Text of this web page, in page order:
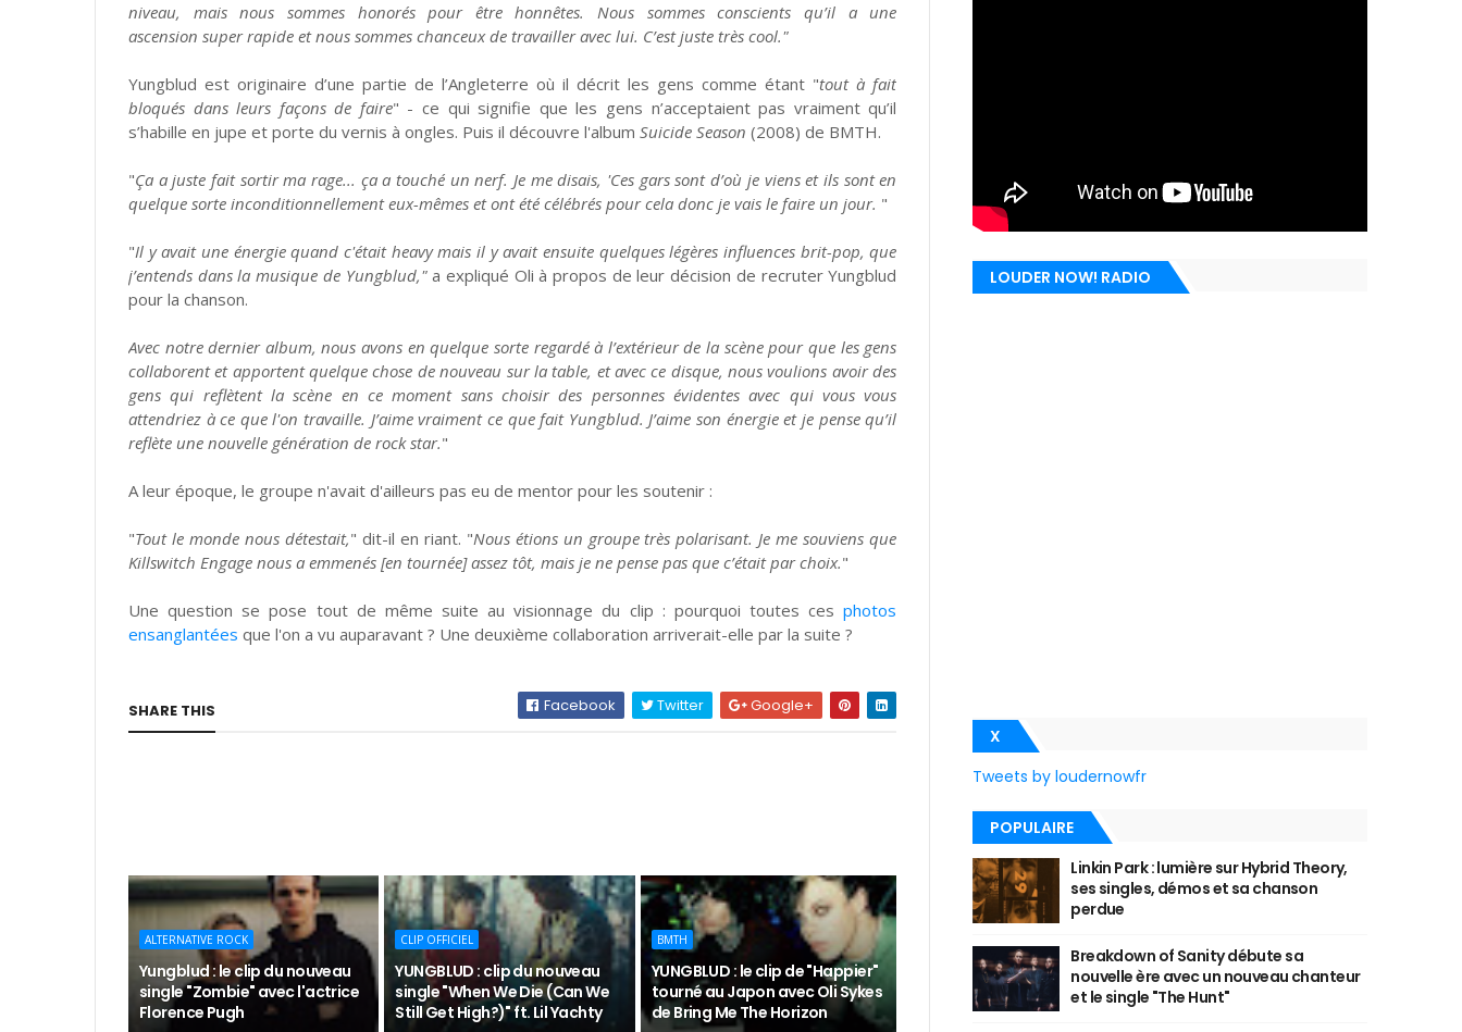
niveau, mais nous sommes honorés pour être honnêtes. Nous sommes conscients qu’il a une
ascension super rapide et nous sommes chanceux de travailler avec lui. C’est juste très cool."
Yungblud est originaire d’une partie de l’Angleterre où il décrit les gens comme étant "tout à fait
bloqués dans leurs façons de faire" - ce qui signifie que les gens n’acceptaient pas vraiment qu’il
s’habille en jupe et porte du vernis à ongles. Puis il découvre l'album Suicide Season (2008) de BMTH.
"Ça a juste fait sortir ma rage... ça a touché un nerf. Je me disais, 'Ces gars sont d’où je viens et ils sont en
quelque sorte inconditionnellement eux-mêmes et ont été célébrés pour cela donc je vais le faire un jour. "
"Il y avait une énergie quand c'était heavy mais il y avait ensuite quelques légères influences brit-pop, que
j’entends dans la musique de Yungblud,"a expliqué Oli à propos de leur décision de recruter Yungblud
pour la chanson.
Avec notre dernier album, nous avons en quelque sorte regardé à l’extérieur de la scène pour que les gens
collaborent et apportent quelque chose de nouveau sur la table, et avec ce disque, nous voulions avoir des
gens qui reflètent la scène en ce moment sans choisir des personnes évidentes avec qui vous vous
attendriez à ce que l'on travaille. J’aime vraiment ce que fait Yungblud. J’aime son énergie et je pense qu’il
reflète une nouvelle génération de rock star."
A leur époque, le groupe n'avait d'ailleurs pas eu de mentor pour les soutenir :
"Tout le monde nous détestait," dit-il en riant. "Nous étions un groupe très polarisant. Je me souviens que
Killswitch Engage nous a emmenés [en tournée] assez tôt, mais je ne pense pas que c’était par choix."
Une question se pose tout de même suite au visionnage du clip : pourquoi toutes cesphotos
ensanglantées que l'on a vu auparavant ? Une deuxième collaboration arriverait-elle par la suite ?
SHARE THIS Facebook Twitter Google+
ALTERNATIVE ROCK
Yungblud : le clip du nouveau
single "Zombie" avec l'actrice
Florence Pugh
CLIP OFFICIEL
YUNGBLUD : clip du nouveau
single "When We Die (Can We
Still Get High?)" ft. Lil Yachty
BMTH
YUNGBLUD : le clip de "Happier"
tourné au Japon avec Oli Sykes
de Bring Me The Horizon
LOUDER NOW! RADIO
X
Tweets by loudernowfr
POPULAIRE
Linkin Park : lumière sur Hybrid Theory,
ses singles, démos et sa chanson
perdue
Breakdown of Sanity débute sa
nouvelle ère avec un nouveau chanteur
et le single "The Hunt"